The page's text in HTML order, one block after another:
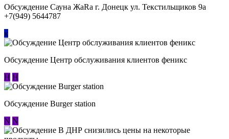
Обсуждение Сауна ЖаRa г. Донецк ул. Текстильщиков 9а
+7(949) 5644787
к
Обсуждение Центр обслуживания клиентов феникс
Н Н
Обсуждение Burger station
N N